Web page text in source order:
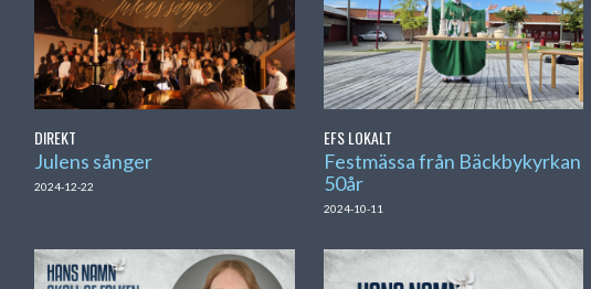
DIREKT
Julens sånger
2024-12-22
EFS LOKALT
Festmässa från Bäckbykyrkan
50år
2024-10-11